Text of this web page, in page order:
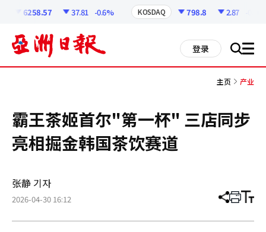
6258.57 37.81 -0.6% KOSDAQ 798.8 2.87
登录 搜 all
主页 产业
霸王茶姬首尔"第一杯" 三店同步
亮相掘金韩国茶饮赛道
张静 기자
2026-04-30 16:12 分
章
打 调
小